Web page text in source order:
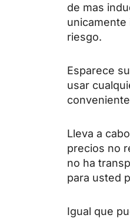
de mas
riesgo.
Esparece
usar
Lleva a
precios no
no ha
para usted
Igual que